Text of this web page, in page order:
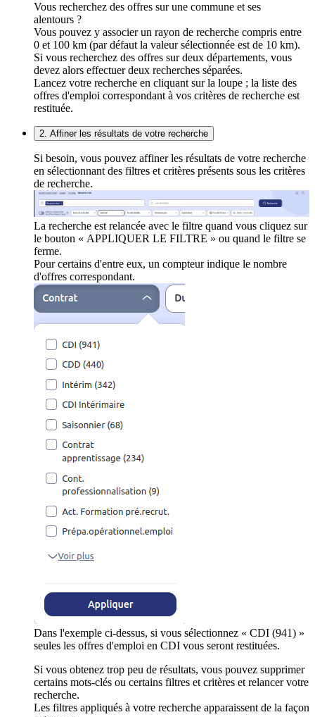
Vous recherchez des offres sur une commune et ses
alentours ?
Vous pouvez y associer un rayon de recherche compris entre
0 et 100 km (par défaut la valeur sélectionnée est de 10 km).
Si vous recherchez des offres sur deux départements, vous
devez alors effectuer deux recherches séparées.
Lancez votre recherche en cliquant sur la loupe ; la liste des
offres d'emploi correspondant à vos critères de recherche est
restituée.
2. Affiner les résultats de votre recherche
Si besoin, vous pouvez affiner les résultats de votre recherche
en sélectionnant des filtres et critères présents sous les critères
de recherche.
La recherche est relancée avec le filtre quand vous cliquez sur
le bouton « APPLIQUER LE FILTRE » ou quand le filtre se
ferme.
Pour certains d'entre eux, un compteur indique le nombre
d'offres correspondant.
Dans l'exemple ci-dessus, si vous sélectionnez « CDI (941) »
seules les offres d'emploi en CDI vous seront restituées.
Si vous obtenez trop peu de résultats, vous pouvez supprimer
certains mots-clés ou certains filtres et critères et relancer votre
recherche.
Les filtres appliqués à votre recherche apparaissent de la façon